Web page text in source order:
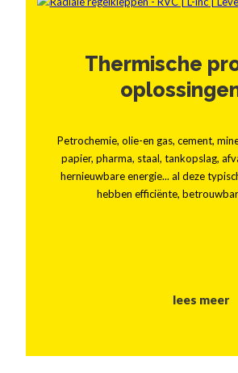
Thermische
Petrochemie, olie-en gas, cement,
papier, pharma, staal, tankopslag,
hernieuwbare energie... al deze
hebben efficiënte,
lees meer